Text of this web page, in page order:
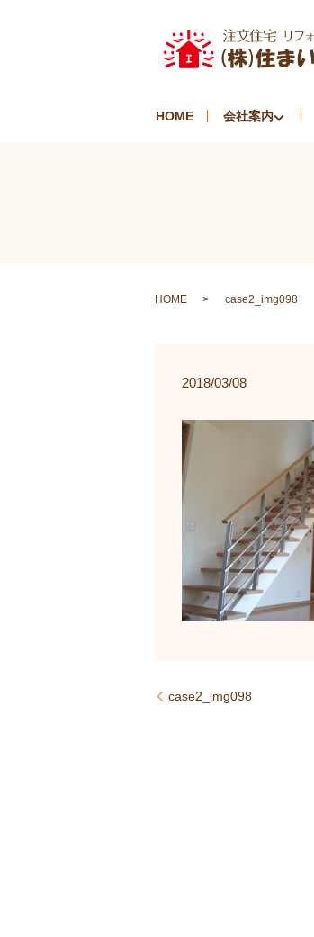
HOME 会社案内
HOME case2_img098
2018/03/08
case2_img098